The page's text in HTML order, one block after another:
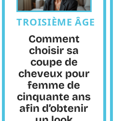
TROISIÈME ÂGE
Comment
choisir sa
coupe de
cheveux pour
femme de
cinquante ans
afin d’obtenir